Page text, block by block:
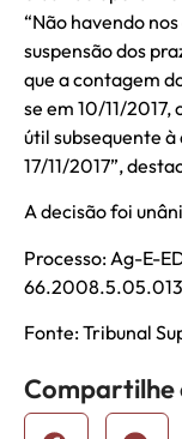
“Não havendo
suspensão dos
que a contagem
se em 10/11/
útil subsequente
17/11/2017”,
A decisão foi
Processo: Ag-E-
Fonte: Tribunal
Compartilhe